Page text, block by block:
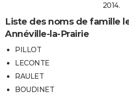
2014.
Liste des noms de famille
Annéville-la-Prairie
PILLOT
LECONTE
RAULET
BOUDINET